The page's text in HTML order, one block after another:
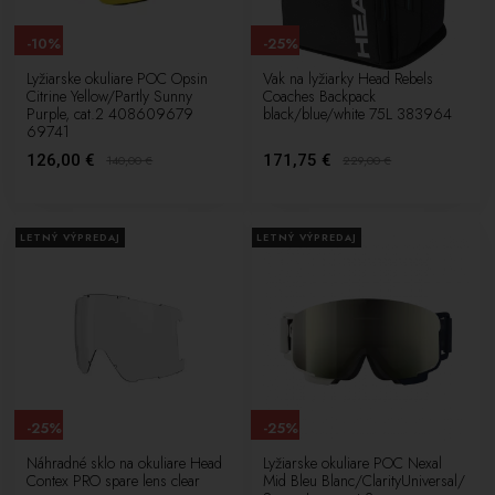
Lyžiarske okuliare POC Opsin
Citrine Yellow/Partly Sunny
Purple, cat.2 408609679
69741
126,00 € 140,00€
-10%
Vak na lyžiarky Head Rebels
Coaches Backpack
black/blue/white 75L 383964
171,75 € 229,00€
-25%
LETNÝ VÝPREDAJ
Náhradné sklo na okuliare Head
Contex PRO spare lens clear
-25%
LETNÝ VÝPREDAJ
Lyžiarske okuliare POC Nexal
Mid Bleu Blanc/ClarityUniversal/
-25%